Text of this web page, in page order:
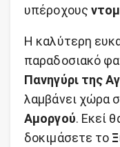
υπέροχους
Η καλύτερη
παραδοσιακό
Πανηγύρι της
λαμβάνει χώρα
Αμοργού. Εκεί
δοκιμάσετε το